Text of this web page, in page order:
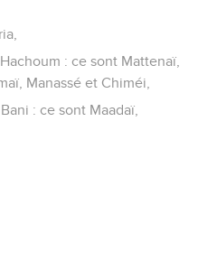
: ce sont Mattenaï,
Manassé et Chiméi,
: ce sont Maadaï,